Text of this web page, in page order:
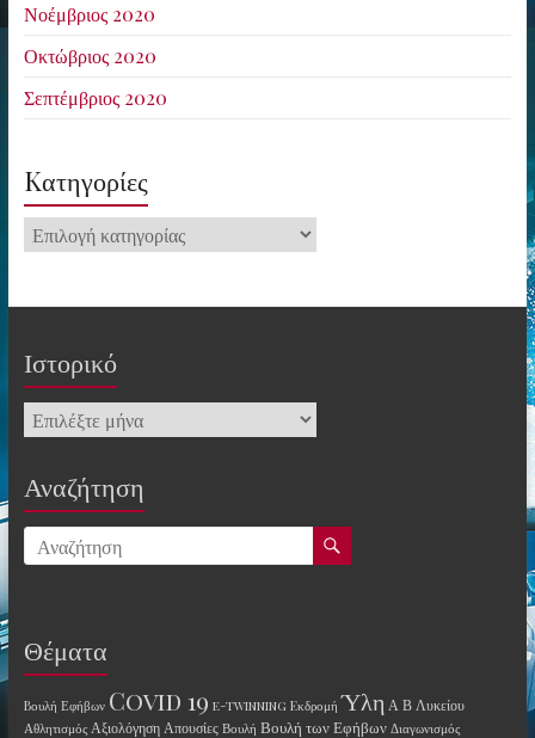
Νοέμβριος 2020
Οκτώβριος 2020
Σεπτέμβριος 2020
Kατηγορίες
Kατηγορίες
Ιστορικό
Ιστορικό
Αναζήτηση
Θέματα
Bουλή Εφήβων Covid 19 e-twinning Eκδρομή Ύλη Α Β Λυκείου
Αθλητισμός Αξιολόγηση Απουσίες Βουλή Βουλή των Εφήβων Διαγωνισμός